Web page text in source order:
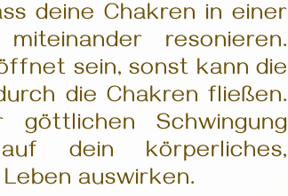
deine Chakren in einer
resonieren.
sein, sonst kann die
die Chakren fließen.
Schwingung
dein körperliches,
auswirken.